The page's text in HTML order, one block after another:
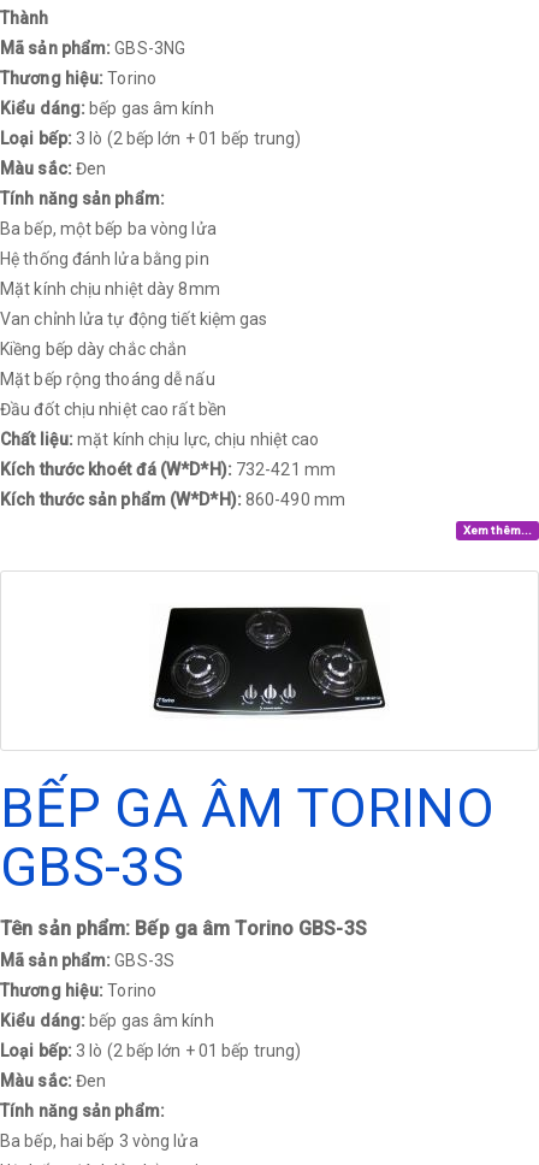
Thành
Mã sản phẩm: GBS-3NG
Thương hiệu: Torino
Kiểu dáng: bếp gas âm kính
Loại bếp: 3 lò (2 bếp lớn + 01 bếp trung)
Màu sắc: Đen
Tính năng sản phẩm:
Ba bếp, một bếp ba vòng lửa
Hệ thống đánh lửa bằng pin
Mặt kính chịu nhiệt dày 8mm
Van chỉnh lửa tự động tiết kiệm gas
Kiềng bếp dày chắc chắn
Mặt bếp rộng thoáng dễ nấu
Đầu đốt chịu nhiệt cao rất bền
Chất liệu:mặt kính chịu lực, chịu nhiệt cao
Kích thước khoét đá (W*D*H): 732-421 mm
Kích thước sản phẩm (W*D*H): 860-490 mm
Xem thêm...
BẾP GA ÂM TORINO
GBS-3S
Tên sản phẩm: Bếp ga âm Torino GBS-3S
Mã sản phẩm: GBS-3S
Thương hiệu: Torino
Kiểu dáng: bếp gas âm kính
Loại bếp: 3 lò (2 bếp lớn + 01 bếp trung)
Màu sắc: Đen
Tính năng sản phẩm:
Ba bếp, hai bếp 3 vòng lửa